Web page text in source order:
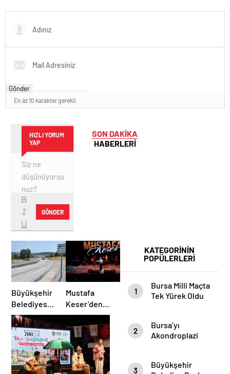
Gönder
En az 10 karakter gerekli
HIZLI YORUM
YAP
GÖNDER
SON DAKİKA
HABERLERİ
KATEGORİNİN
POPÜLERLERİ
1
Bursa Milli Maçta
Tek Yürek Oldu
2
Bursa’yı
Akondroplazi
3
Büyükşehir
Büyükşehir
Belediyesi
Harmancık’ta
Yolları
Yeniliyor
Mustafa
Keser’den
Müzik Dolu
Gece